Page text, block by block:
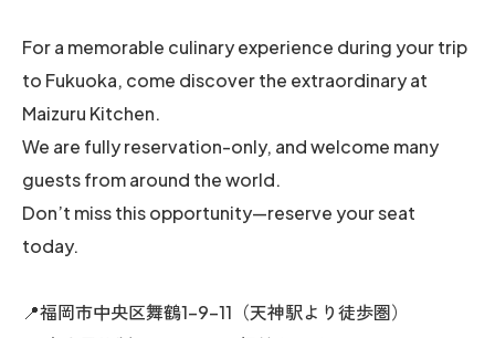
For a memorable culinary experience during your trip
to Fukuoka, come discover the extraordinary at
Maizuru Kitchen.
We are fully reservation-only, and welcome many
guests from around the world.
Don’t miss this opportunity—reserve your seat
today.
📍福岡市中央区舞鶴1-9-11（天神駅より徒歩圏）